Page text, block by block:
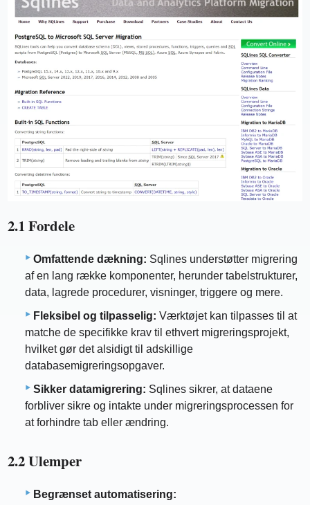
2.1 Fordele
Omfattende dækning: Sqlines understøtter migrering
af en lang række komponenter, herunder tabelstrukturer,
data, lagrede procedurer, visninger, triggere og mere.
Fleksibel og tilpasselig: Værktøjet kan tilpasses til at
matche de specifikke krav til ethvert migreringsprojekt,
hvilket gør det alsidigt til adskillige
databasemigreringsopgaver.
Sikker datamigrering: Sqlines sikrer, at dataene
forbliver sikre og intakte under migreringsprocessen for
at forhindre tab eller ændring.
2.2 Ulemper
Begrænset automatisering: